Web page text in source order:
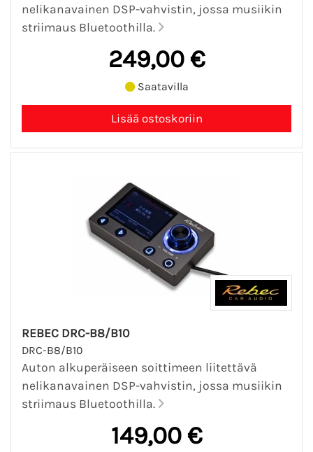
nelikanavainen DSP-vahvistin, jossa musiikin
striimaus Bluetoothilla.
249,00 €
Saatavilla
REBEC DRC-B8/B10
DRC-B8/B10
Auton alkuperäiseen soittimeen liitettävä
nelikanavainen DSP-vahvistin, jossa musiikin
striimaus Bluetoothilla.
149,00 €